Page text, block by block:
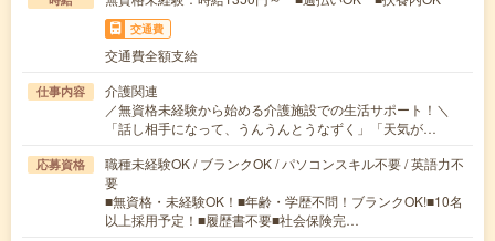
交通費
交通費全額支給
仕事内容
介護関連
／無資格未経験から始める介護施設での生活サポート！＼
「話し相手になって、うんうんとうなずく」「天気が…
応募資格
職種未経験OK / ブランクOK / パソコンスキル不要 / 英語力不
要
■無資格・未経験OK！■年齢・学歴不問！ブランクOK!■10名
以上採用予定！■履歴書不要■社会保険完…